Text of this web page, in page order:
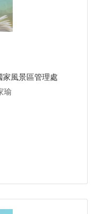
家風景區管理處
瑜